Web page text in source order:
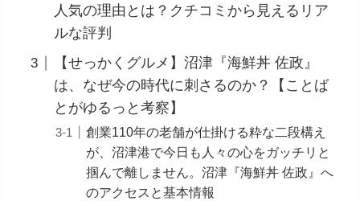
人気の理由とは？クチコミから見えるリア
ルな評判
【せっかくグルメ】沼津『海鮮丼 佐政』
は、なぜ今の時代に刺さるのか？【ことば
とがゆるっと考察】
創業110年の老舗が仕掛ける粋な二段構え
が、沼津港で今日も人々の心をガッチリと
掴んで離しません。沼津『海鮮丼 佐政』へ
のアクセスと基本情報